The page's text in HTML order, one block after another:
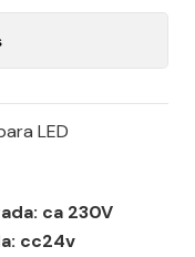
LED
ca 230V
cc24v